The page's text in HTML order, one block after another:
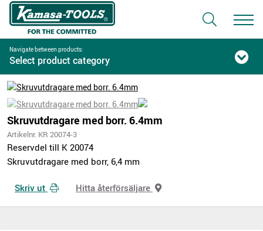
Navigate between products:
Select product category
Skruvutdragare med borr. 6.4mm
Artikelnr. KR 20074-3
Reservdel till K 20074
Skruvutdragare med borr, 6,4 mm
Skriv ut Hitta återförsäljare